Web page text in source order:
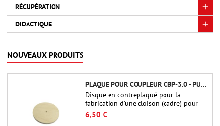
RÉCUPÉRATION
DIDACTIQUE
NOUVEAUX PRODUITS
PLAQUE POUR COUPLEUR CBP-3.0 - PUBLIC MISSILES LTD.
Disque en contreplaqué pour la
fabrication d'une cloison (cadre) pour
raccords tubulaires de 75 mm de Public
Missiles Ltd. (PT-3.0/QT-3.0)
6,50 €